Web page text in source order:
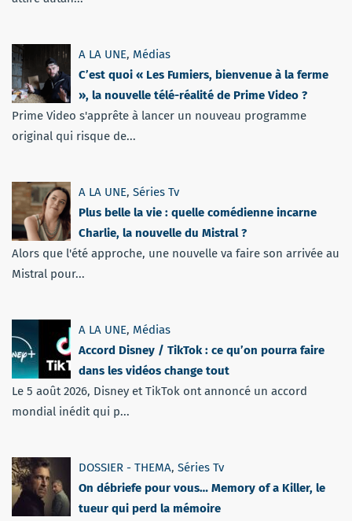
A LA UNE, Médias
C’est quoi « Les Fumiers, bienvenue à la ferme
», la nouvelle télé-réalité de Prime Video ?
Prime Video s'apprête à lancer un nouveau programme
original qui risque de...
A LA UNE, Séries Tv
Plus belle la vie : quelle comédienne incarne
Charlie, la nouvelle du Mistral ?
Alors que l'été approche, une nouvelle va faire son arrivée au
Mistral pour...
A LA UNE, Médias
Accord Disney / TikTok : ce qu’on pourra faire
dans les vidéos change tout
Le 5 août 2026, Disney et TikTok ont annoncé un accord
mondial inédit qui p...
DOSSIER - THEMA, Séries Tv
On débriefe pour vous… Memory of a Killer, le
tueur qui perd la mémoire